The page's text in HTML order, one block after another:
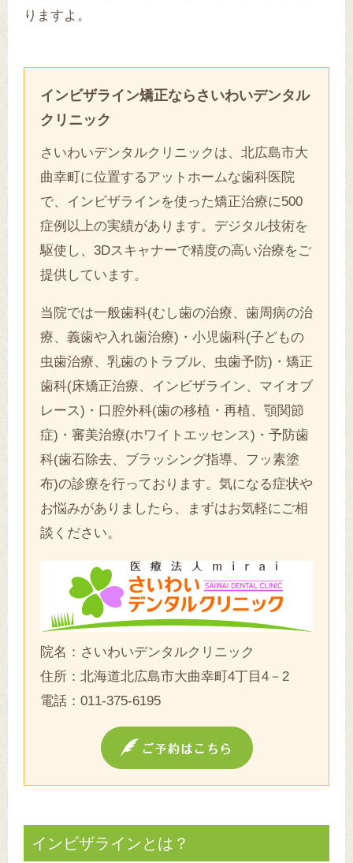
りますよ。
インビザライン矯正ならさいわいデンタル
クリニック
さいわいデンタルクリニックは、北広島市大
曲幸町に位置するアットホームな歯科医院
で、インビザラインを使った矯正治療に500
症例以上の実績があります。デジタル技術を
駆使し、3Dスキャナーで精度の高い治療をご
提供しています。
当院では一般歯科(むし歯の治療、歯周病の治
療、義歯や入れ歯治療)・小児歯科(子どもの
虫歯治療、乳歯のトラブル、虫歯予防)・矯正
歯科(床矯正治療、インビザライン、マイオブ
レース)・口腔外科(歯の移植・再植、顎関節
症)・審美治療(ホワイトエッセンス)・予防歯
科(歯石除去、ブラッシング指導、フッ素塗
布)の診療を行っております。気になる症状や
お悩みがありましたら、まずはお気軽にご相
談ください。
院名：さいわいデンタルクリニック
住所：北海道北広島市大曲幸町4丁目4－2
電話： 011-375-6195
インビザラインとは？